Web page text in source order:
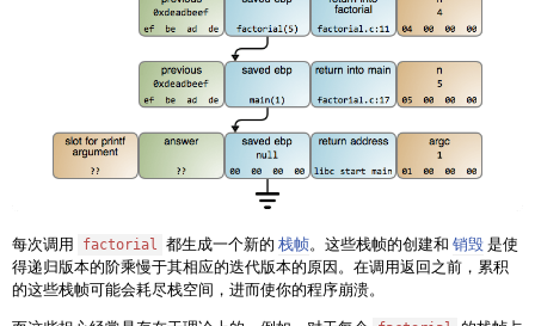
每次调用 factorial 都生成一个新的 栈帧。这些栈帧的创建和 销毁是使
得递归版本的阶乘慢于其相应的迭代版本的原因。在调用返回之前，累积
的这些栈帧可能会耗尽栈空间，进而使你的程序崩溃。